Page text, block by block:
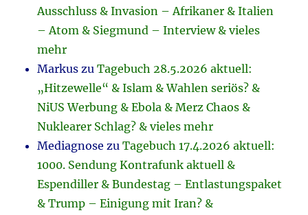
Ausschluss & Invasion – Afrikaner & Italien
– Atom & Siegmund – Interview & vieles
mehr
Markus zuTagebuch 28.5.2026 aktuell:
„Hitzewelle“ & Islam & Wahlen seriös? &
NiUS Werbung & Ebola & Merz Chaos &
Nuklearer Schlag? & vieles mehr
Mediagnose zuTagebuch 17.4.2026 aktuell:
1000. Sendung Kontrafunk aktuell &
Espendiller & Bundestag – Entlastungspaket
& Trump – Einigung mit Iran? &